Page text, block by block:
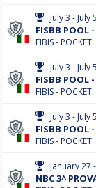
July 3 - July
FISBB
FIBIS - POCKET
July 3 - July
FISBB
FIBIS - POCKET
July 3 - July
FISBB
FIBIS - POCKET
January 27
NBC 3^